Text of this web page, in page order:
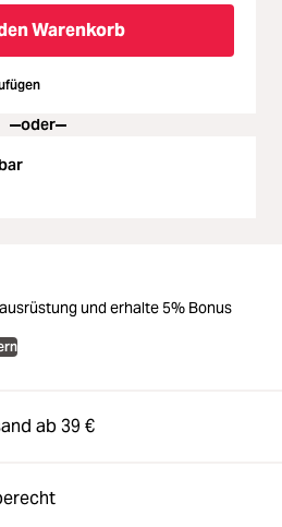
Warenkorb
oder
und erhalte 5% Bonus
ab 39 €